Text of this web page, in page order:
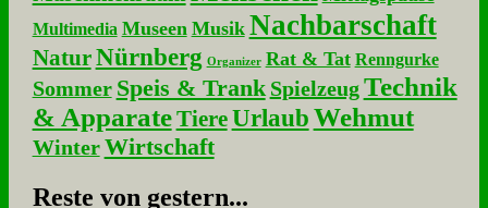
Multimedia Museen Musik Nachbarschaft
NaturNürnberg Organizer Rat & Tat Renngurke
Sommer Speis & Trank Spielzeug Technik
& Apparate Tiere UrlaubWehmut
Winter Wirtschaft
Re­ste von ge­stern...